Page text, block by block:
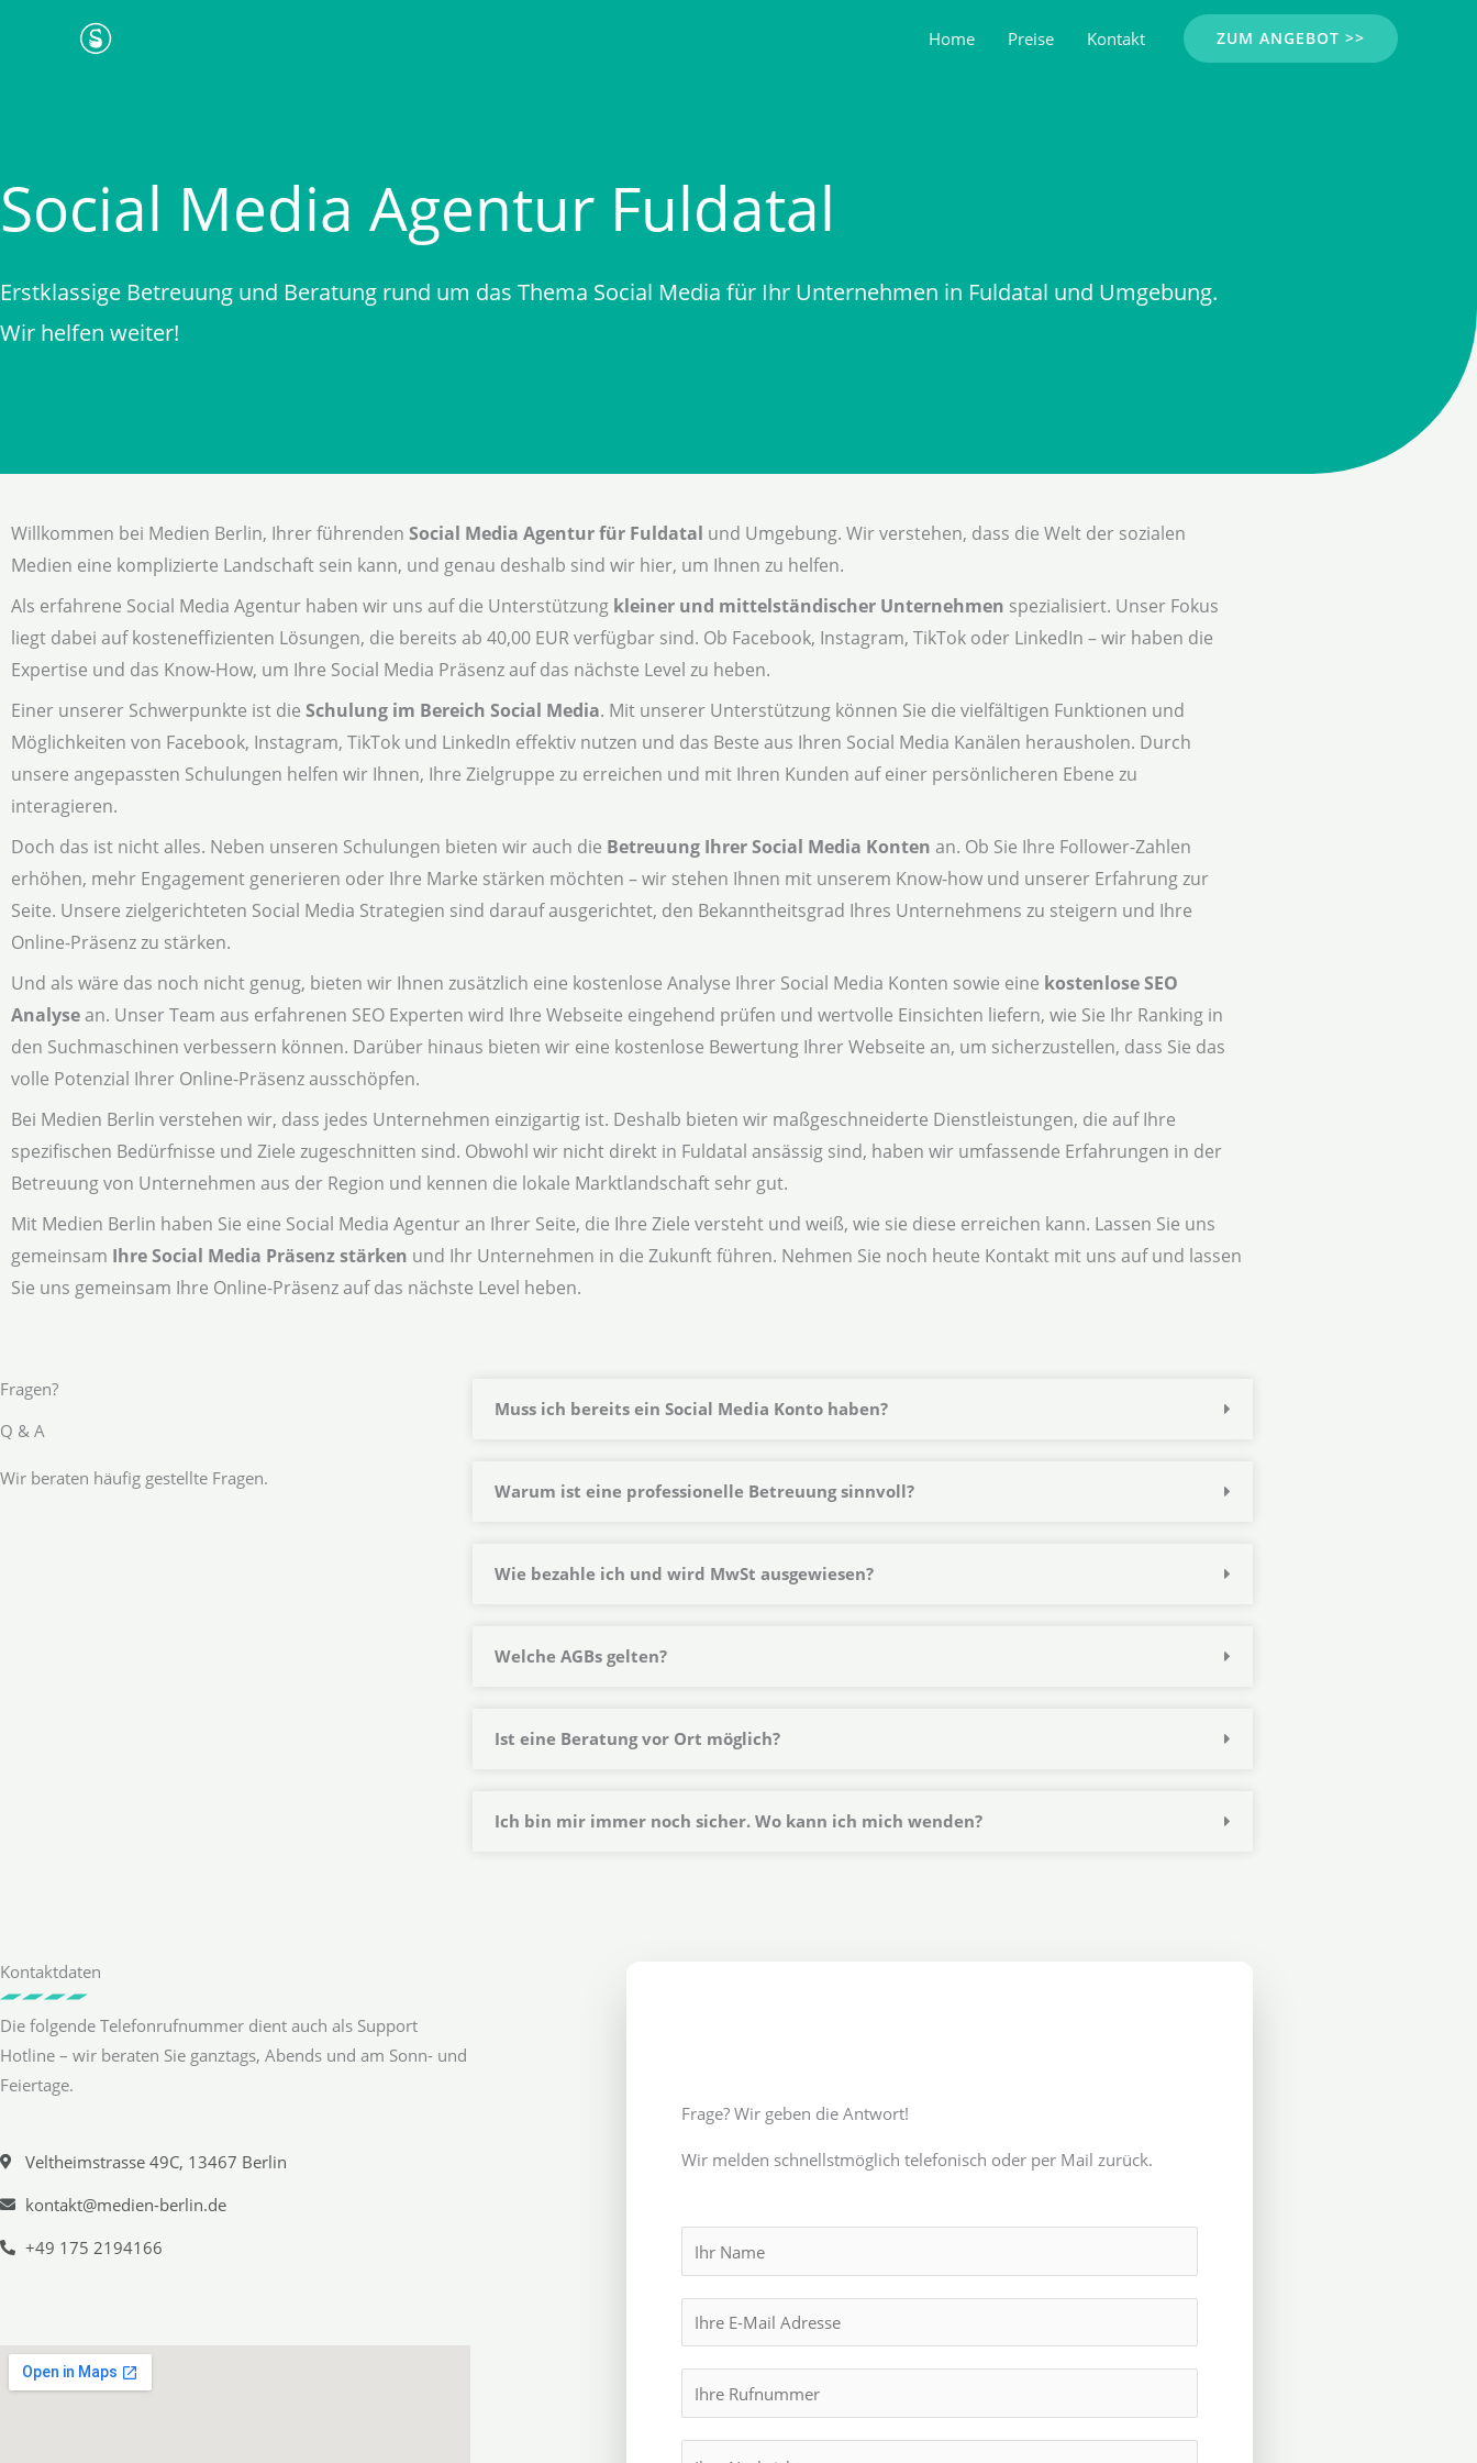
Home Preise Kontakt ZUM ANGEBOT >>
Social Media Agentur Fuldatal
Erstklassige Betreuung und Beratung rund um das Thema Social Media für Ihr Unternehmen in Fuldatal und Umgebung.
Wir helfen weiter!
Willkommen bei Medien Berlin, Ihrer führenden Social Media Agentur für Fuldatal und Umgebung. Wir verstehen, dass die Welt der sozialen
Medien eine komplizierte Landschaft sein kann, und genau deshalb sind wir hier, um Ihnen zu helfen.
Als erfahrene Social Media Agentur haben wir uns auf die Unterstützung kleiner und mittelständischer Unternehmen spezialisiert. Unser Fokus
liegt dabei auf kosteneffizienten Lösungen, die bereits ab 40,00 EUR verfügbar sind. Ob Facebook, Instagram, TikTok oder LinkedIn – wir haben die
Expertise und das Know-How, um Ihre Social Media Präsenz auf das nächste Level zu heben.
Einer unserer Schwerpunkte ist die Schulung im Bereich Social Media. Mit unserer Unterstützung können Sie die vielfältigen Funktionen und
Möglichkeiten von Facebook, Instagram, TikTok und LinkedIn effektiv nutzen und das Beste aus Ihren Social Media Kanälen herausholen. Durch
unsere angepassten Schulungen helfen wir Ihnen, Ihre Zielgruppe zu erreichen und mit Ihren Kunden auf einer persönlicheren Ebene zu
interagieren.
Doch das ist nicht alles. Neben unseren Schulungen bieten wir auch die Betreuung Ihrer Social Media Konten an. Ob Sie Ihre Follower-Zahlen
erhöhen, mehr Engagement generieren oder Ihre Marke stärken möchten – wir stehen Ihnen mit unserem Know-how und unserer Erfahrung zur
Seite. Unsere zielgerichteten Social Media Strategien sind darauf ausgerichtet, den Bekanntheitsgrad Ihres Unternehmens zu steigern und Ihre
Online-Präsenz zu stärken.
Und als wäre das noch nicht genug, bieten wir Ihnen zusätzlich eine kostenlose Analyse Ihrer Social Media Konten sowie eine kostenlose SEO
Analysean. Unser Team aus erfahrenen SEO Experten wird Ihre Webseite eingehend prüfen und wertvolle Einsichten liefern, wie Sie Ihr Ranking in
den Suchmaschinen verbessern können. Darüber hinaus bieten wir eine kostenlose Bewertung Ihrer Webseite an, um sicherzustellen, dass Sie das
volle Potenzial Ihrer Online-Präsenz ausschöpfen.
Bei Medien Berlin verstehen wir, dass jedes Unternehmen einzigartig ist. Deshalb bieten wir maßgeschneiderte Dienstleistungen, die auf Ihre
spezifischen Bedürfnisse und Ziele zugeschnitten sind. Obwohl wir nicht direkt in Fuldatal ansässig sind, haben wir umfassende Erfahrungen in der
Betreuung von Unternehmen aus der Region und kennen die lokale Marktlandschaft sehr gut.
Mit Medien Berlin haben Sie eine Social Media Agentur an Ihrer Seite, die Ihre Ziele versteht und weiß, wie sie diese erreichen kann. Lassen Sie uns
gemeinsam Ihre Social Media Präsenz stärken und Ihr Unternehmen in die Zukunft führen. Nehmen Sie noch heute Kontakt mit uns auf und lassen
Sie uns gemeinsam Ihre Online-Präsenz auf das nächste Level heben.
Fragen?
Q & A
Wir beraten häufig gestellte Fragen.
Muss ich bereits ein Social Media Konto haben?
Warum ist eine professionelle Betreuung sinnvoll?
Wie bezahle ich und wird MwSt ausgewiesen?
Welche AGBs gelten?
Ist eine Beratung vor Ort möglich?
Ich bin mir immer noch sicher. Wo kann ich mich wenden?
Kontaktdaten
Die folgende Telefonrufnummer dient auch als Support
Hotline – wir beraten Sie ganztags, Abends und am Sonn- und
Feiertage.
Veltheimstrasse 49C, 13467 Berlin
kontakt@medien-berlin.de
+49 175 2194166
Frage? Wir geben die Antwort!
Wir melden schnellstmöglich telefonisch oder per Mail zurück.
a
m
m
a
h
r